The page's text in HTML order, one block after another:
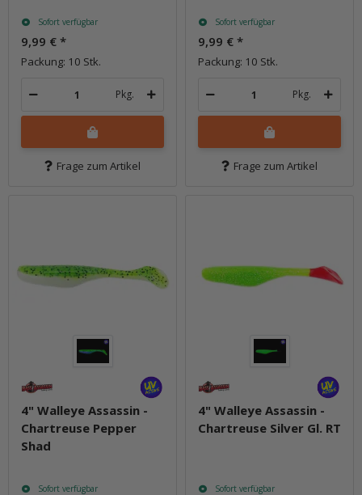
Sofort verfügbar
9,99 € *
Packung: 10 Stk.
Pkg.
Frage zum Artikel
Sofort verfügbar
9,99 € *
Packung: 10 Stk.
Pkg.
Frage zum Artikel
4" Walleye Assassin -
Chartreuse Pepper
Shad
Sofort verfügbar
4" Walleye Assassin -
Chartreuse Silver Gl. RT
Sofort verfügbar